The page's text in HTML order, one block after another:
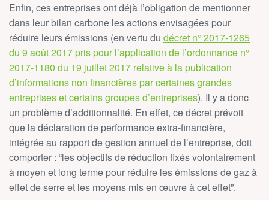
Enfin, ces entreprises ont déjà l’obligation de mentionner
dans leur bilan carbone les actions envisagées pour
réduire leurs émissions (en vertu du décret n° 2017-1265
du 9 août 2017 pris pour l’application de l’ordonnance n°
2017-1180 du 19 juillet 2017 relative à la publication
d’informations non financières par certaines grandes
entreprises et certains groupes d’entreprises). Il y a donc
un problème d’additionnalité. En effet, ce décret prévoit
que la déclaration de performance extra-financière,
intégrée au rapport de gestion annuel de l’entreprise, doit
comporter : “les objectifs de réduction fixés volontairement
à moyen et long terme pour réduire les émissions de gaz à
effet de serre et les moyens mis en œuvre à cet effet”.